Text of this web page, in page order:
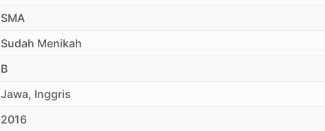
SMA
Sudah Menikah
B
Jawa, Inggris
2016